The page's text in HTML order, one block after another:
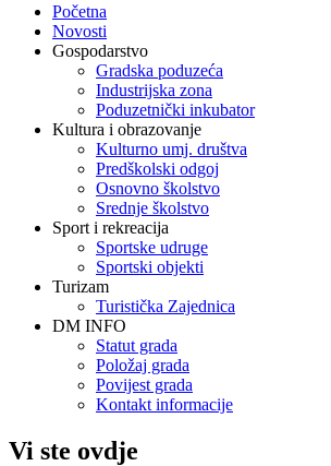
Početna
Novosti
Gospodarstvo
Gradska poduzeća
Industrijska zona
Poduzetnički inkubator
Kultura i obrazovanje
Kulturno umj. društva
Predškolski odgoj
Osnovno školstvo
Srednje školstvo
Sport i rekreacija
Sportske udruge
Sportski objekti
Turizam
Turistička Zajednica
DM INFO
Statut grada
Položaj grada
Povijest grada
Kontakt informacije
Vi ste ovdje